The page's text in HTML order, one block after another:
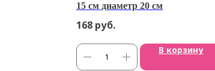
15 см диаметр 20 см
168 руб.
В корзину